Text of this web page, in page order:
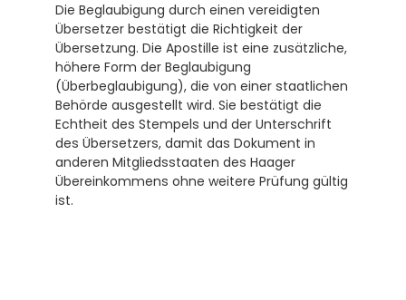
Die Beglaubigung durch einen vereidigten
Übersetzer bestätigt die Richtigkeit der
Übersetzung. Die Apostille ist eine zusätzliche,
höhere Form der Beglaubigung
(Überbeglaubigung), die von einer staatlichen
Behörde ausgestellt wird. Sie bestätigt die
Echtheit des Stempels und der Unterschrift
des Übersetzers, damit das Dokument in
anderen Mitgliedsstaaten des Haager
Übereinkommens ohne weitere Prüfung gültig
ist.